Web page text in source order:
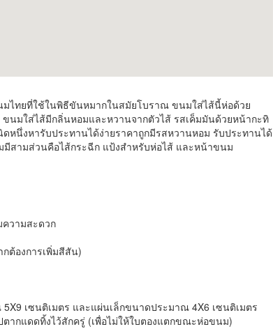
ทยที่ใช้ในพิธีขันหมากในสมัยโบราณ ขนมใส่ไส้นี้ห่อด้วย
ขนมใส่ไส้มีกลิ่นหอมและหวานจากตัวไส้ รสเค็มมันด้วยหน้ากะทิ
นึ่งหารับประทานได้ง่ายราคาถูกมีรสหวานหอม รับประทานได้
สามส่วนคือไส้กระฉีก แป้งสำหรับห่อไส้ และหน้าขนม
วามสะดวก
องการเพิ่มสีสัน)
เซนติเมตร และแผ่นเล็กขนาดประมาณ 4X6 เซนติเมตร
ากแดดทิ้งไว้สักครู่ (เพื่อไม่ให้ใบตองแตกขณะห่อขนม)